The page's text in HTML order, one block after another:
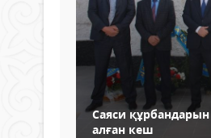
Саяси құрбандарын
алған кеш